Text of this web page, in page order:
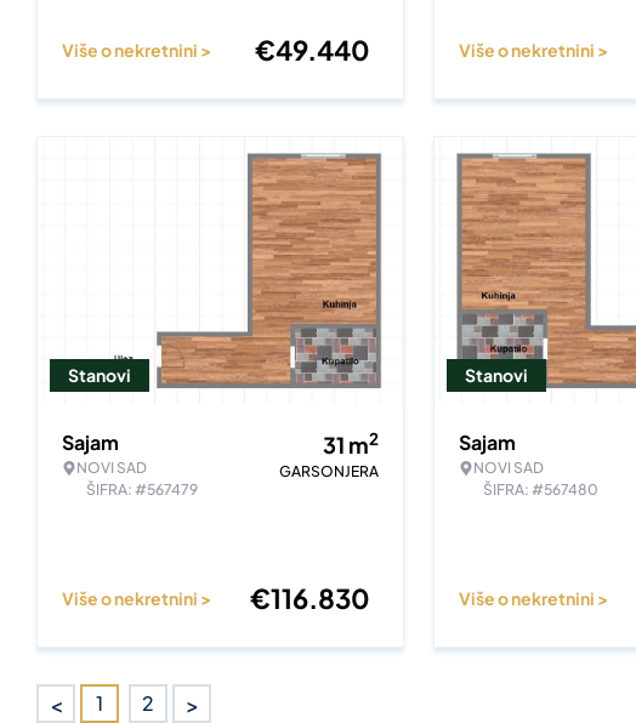
Više o nekretnini > €49.440 Više o nekretnini >
Stanovi
Sajam
NOVI SAD
ŠIFRA: #567479
31 m2
GARSONJERA
Više o nekretnini > €116.830
Stanovi
Sajam
NOVI SAD
ŠIFRA: #567480
Više o nekretnini >
< 1 2 >